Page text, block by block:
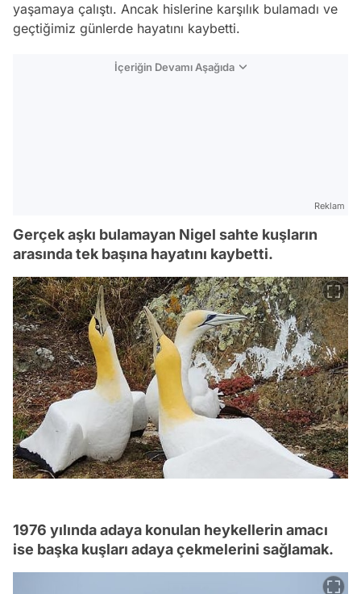
yaşamaya çalıştı. Ancak hislerine karşılık bulamadı ve
geçtiğimiz günlerde hayatını kaybetti.
İçeriğin Devamı Aşağıda
Reklam
Gerçek aşkı bulamayan Nigel sahte kuşların
arasında tek başına hayatını kaybetti.
1976 yılında adaya konulan heykellerin amacı
ise başka kuşları adaya çekmelerini sağlamak.